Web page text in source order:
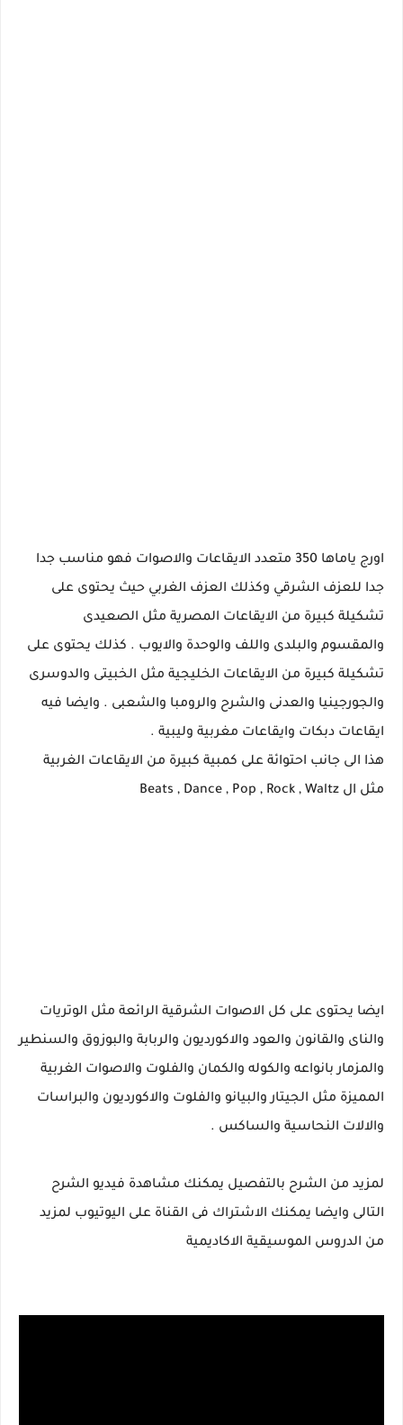
اورج ياماها 350 متعدد الايقاعات والاصوات فهو مناسب جدا
جدا للعزف الشرقي وكذلك العزف الغربي حيث يحتوى على
تشكيلة كبيرة من الايقاعات المصرية مثل الصعيدى
والمقسوم والبلدى واللف والوحدة والايوب . كذلك يحتوى على
تشكيلة كبيرة من الايقاعات الخليجية مثل الخبيتى والدوسرى
والجورجينيا والعدنى والشرح والرومبا والشعبى . وايضا فيه
ايقاعات دبكات وايقاعات مغربية وليبية .
هذا الى جانب احتوائة على كمبية كبيرة من الايقاعات الغربية
مثل ال Beats , Dance , Pop , Rock , Waltz
ايضا يحتوى على كل الاصوات الشرقية الرائعة مثل الوتريات
والناى والقانون والعود والاكورديون والربابة والبوزوق والسنطير
والمزمار بانواعه والكوله والكمان والفلوت والاصوات الغربية
المميزة مثل الجيتار والبيانو والفلوت والاكورديون والبراسات
والالات النحاسية والساكس .
لمزيد من الشرح بالتفصيل يمكنك مشاهدة فيديو الشرح
التالى وايضا يمكنك الاشتراك فى القناة على اليوتيوب لمزيد
من الدروس الموسيقية الاكاديمية